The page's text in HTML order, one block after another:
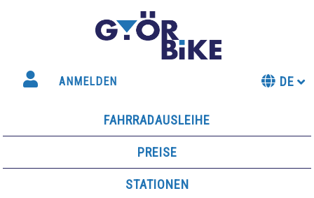
FAHRRADAUSLEIHE
PREISE
STATIONEN
ANMELDEN DE